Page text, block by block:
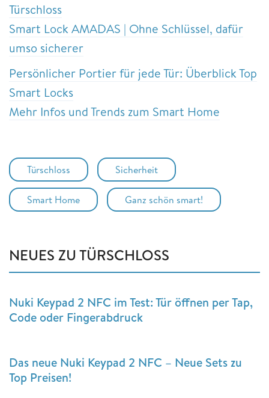
Türschloss
Smart Lock AMADAS | Ohne Schlüssel, dafür
umso sicherer
Persönlicher Portier für jede Tür: Überblick Top
Smart Locks
Mehr Infos und Trends zum Smart Home
Türschloss Sicherheit
Smart Home Ganz schön smart!
NEUES ZU TÜRSCHLOSS
Nuki Keypad 2 NFC im Test: Tür öffnen per Tap,
Code oder Fingerabdruck
Das neue Nuki Keypad 2 NFC – Neue Sets zu
Top Preisen!